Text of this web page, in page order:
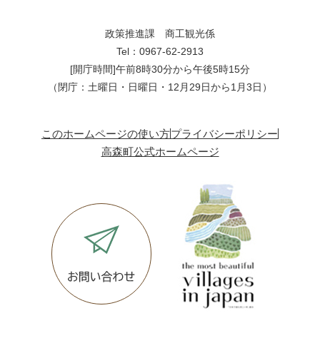
政策推進課 商工観光係
Tel：0967-62-2913
[開庁時間]午前8時30分から午後5時15分
（閉庁：土曜日・日曜日・12月29日から1月3日）
このホームページの使い方プライバシーポリシー
高森町公式ホームページ